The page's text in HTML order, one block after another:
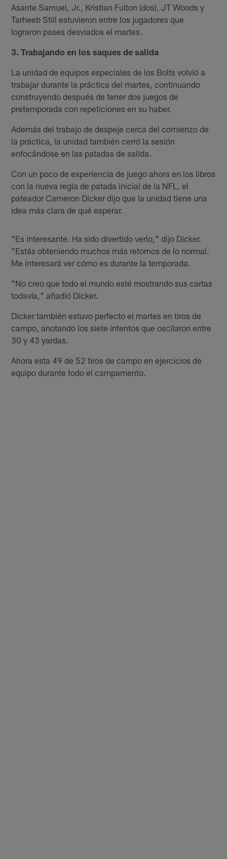
Asante Samuel, Jr., Kristian Fulton (dos), JT Woods y
Tarheeb Still estuvieron entre los jugadores que
lograron pases desviados el martes.
3. Trabajando en los saques de salida
La unidad de equipos especiales de los Bolts volvió a
trabajar durante la práctica del martes, continuando
construyendo después de tener dos juegos de
pretemporada con repeticiones en su haber.
Además del trabajo de despeje cerca del comienzo de
la práctica, la unidad también cerró la sesión
enfocándose en las patadas de salida.
Con un poco de experiencia de juego ahora en los libros
con la nueva regla de patada inicial de la NFL, el
pateador Cameron Dicker dijo que la unidad tiene una
idea más clara de qué esperar.
"Es interesante. Ha sido divertido verlo," dijo Dicker.
"Estás obteniendo muchos más retornos de lo normal.
Me interesará ver cómo es durante la temporada.
"No creo que todo el mundo esté mostrando sus cartas
todavía," añadió Dicker.
Dicker también estuvo perfecto el martes en tiros de
campo, anotando los siete intentos que oscilaron entre
30 y 43 yardas.
Ahora esta 49 de 52 tiros de campo en ejercicios de
equipo durante todo el campamento.